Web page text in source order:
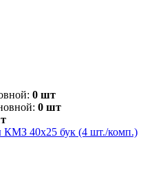
0 шт
0 шт
КМЗ 40х25 бук (4 шт./комп.)